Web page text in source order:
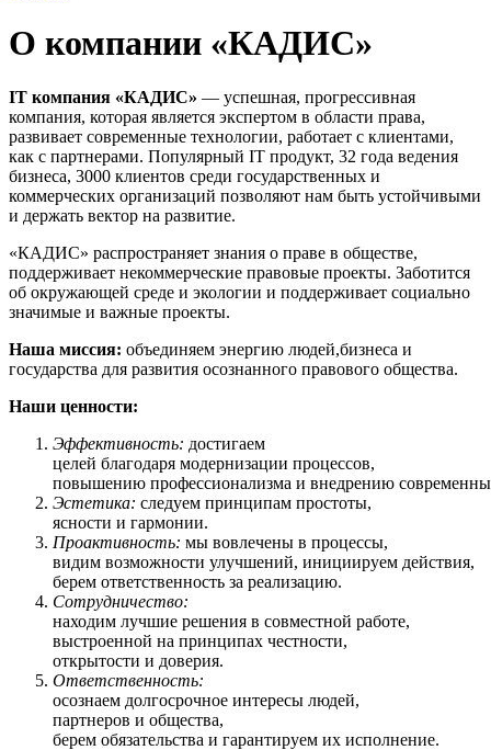
О компании «КАДИС»
IT компания «КАДИС» — успешная, прогрессивная
компания, которая является экспертом в области права,
развивает современные технологии, работает с клиентами,
как с партнерами. Популярный IT продукт, 32 года ведения
бизнеса, 3000 клиентов среди государственных и
коммерческих организаций позволяют нам быть устойчивыми
и держать вектор на развитие.
«КАДИС» распространяет знания о праве в обществе,
поддерживает некоммерческие правовые проекты. Заботится
об окружающей среде и экологии и поддерживает социально
значимые и важные проекты.
Наша миссия: объединяем энергию людей,бизнеса и
государства для развития осознанного правового общества.
Наши ценности:
Эффективность: достигаем
целей благодаря модернизации процессов,
повышению профессионализма и внедрению
Эстетика: следуем принципам простоты,
ясности и гармонии.
Проактивность: мы вовлечены в процессы,
видим возможности улучшений, инициируем действия,
берем ответственность за реализацию.
Сотрудничество:
находим лучшие решения в совместной работе,
выстроенной на принципах честности,
открытости и доверия.
Ответственность:
осознаем долгосрочное интересы людей,
партнеров и общества,
берем обязательства и гарантируем их исполнение.